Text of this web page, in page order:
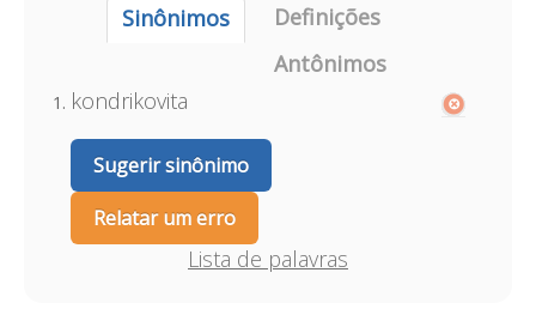
Sinônimos
Definições
Antônimos
kondrikovita
Sugerir sinônimo
Relatar um erro
Lista de palavras